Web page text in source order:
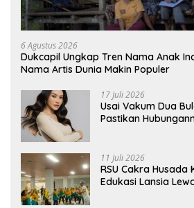
6 Agustus 2026
Dukcapil Ungkap Tren Nama Anak
Nama Artis Dunia Makin Populer
17 Juli 2026
Usai Vakum Dua
Pastikan
11 Juli 2026
RSU Cakra Husada
Edukasi Lansia